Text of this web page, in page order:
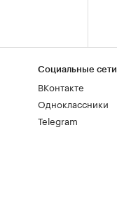
Социальные сети
ВКонтакте
Одноклассники
Telegram